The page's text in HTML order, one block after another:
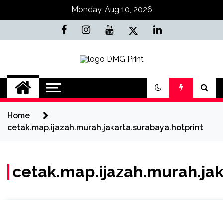
Monday, Aug 10, 2026
Jasa Cetak Online
DMG Printing
Home
cetak.map.ijazah.murah.jakarta.surabaya.hotprint